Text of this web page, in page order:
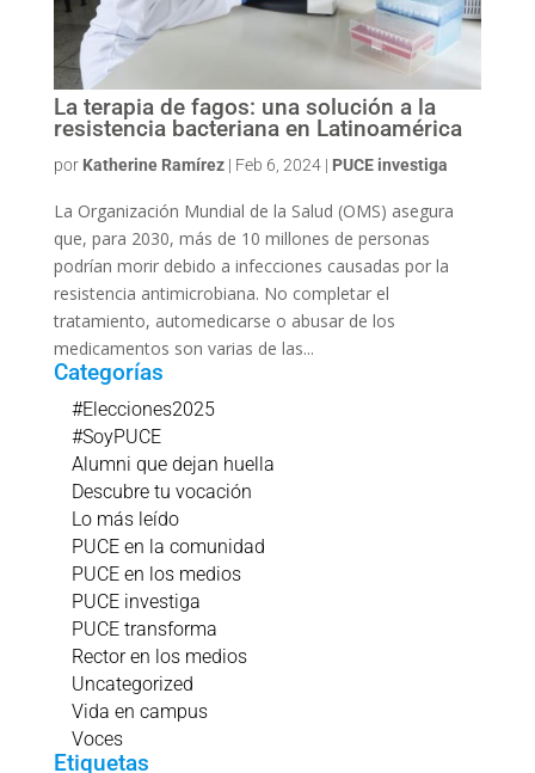
La terapia de fagos: una solución a la
resistencia bacteriana en Latinoamérica
por Katherine Ramírez| Feb 6, 2024| PUCE investiga
La Organización Mundial de la Salud (OMS) asegura
que, para 2030, más de 10 millones de personas
podrían morir debido a infecciones causadas por la
resistencia antimicrobiana. No completar el
tratamiento, automedicarse o abusar de los
medicamentos son varias de las...
Categorías
#Elecciones2025
#SoyPUCE
Alumni que dejan huella
Descubre tu vocación
Lo más leído
PUCE en la comunidad
PUCE en los medios
PUCE investiga
PUCE transforma
Rector en los medios
Uncategorized
Vida en campus
Voces
Etiquetas